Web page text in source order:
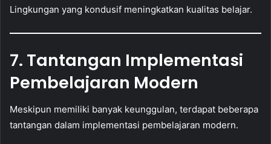
Lingkungan yang kondusif meningkatkan kualitas belajar.
7. Tantangan Implementasi
Pembelajaran Modern
Meskipun memiliki banyak keunggulan, terdapat beberapa
tantangan dalam implementasi pembelajaran modern.